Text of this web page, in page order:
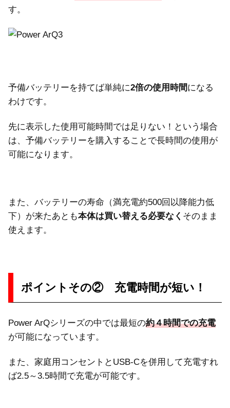
す。
予備バッテリーを持てば単純に2倍の使用時間になる
わけです。
先に表示した使用可能時間では足りない！という場合
は、予備バッテリーを購入することで長時間の使用が
可能になります。
また、バッテリーの寿命（満充電約500回以降能力低
下）が来たあとも本体は買い替える必要なく そのまま
使えます。
ポイントその② 充電時間が短い！
Power ArQシリーズの中では最短の約４時間での充電
が可能になっています。
また、家庭用コンセントとUSB-Cを併用して充電すれ
ば2.5～3.5時間で充電が可能です。